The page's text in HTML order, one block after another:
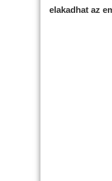
elakadhat az